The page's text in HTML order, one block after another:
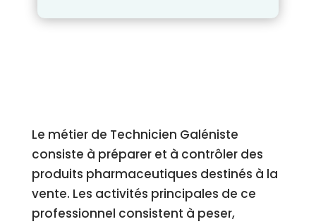
Le métier de Technicien Galéniste
consiste à préparer et à contrôler des
produits pharmaceutiques destinés à la
vente. Les activités principales de ce
professionnel consistent à peser,